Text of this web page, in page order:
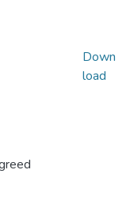
Down
load